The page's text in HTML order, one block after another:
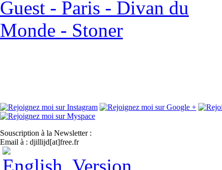
Souscription à la Newsletter :
Email à : djillijd[at]free.fr